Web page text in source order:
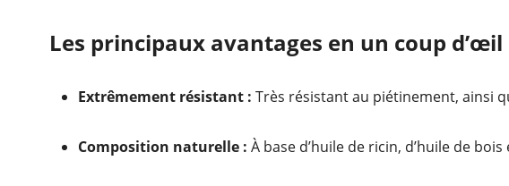
Les principaux avantages en un coup d’œil
Extrêmement résistant : Très résistant au piétinement, ainsi
Composition naturelle : À base d’huile de ricin, d’huile de